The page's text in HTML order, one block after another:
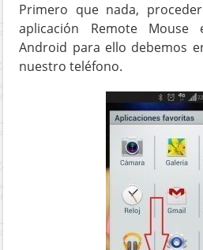
Primero que nada,
aplicación Remote
Android para ello debemos
nuestro teléfono.